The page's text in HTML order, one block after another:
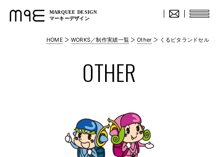
MARQUEE DESIGN
マーキーデザイン
HOME WORKS／制作実績一覧 Other くるピタランドセル
OTHER